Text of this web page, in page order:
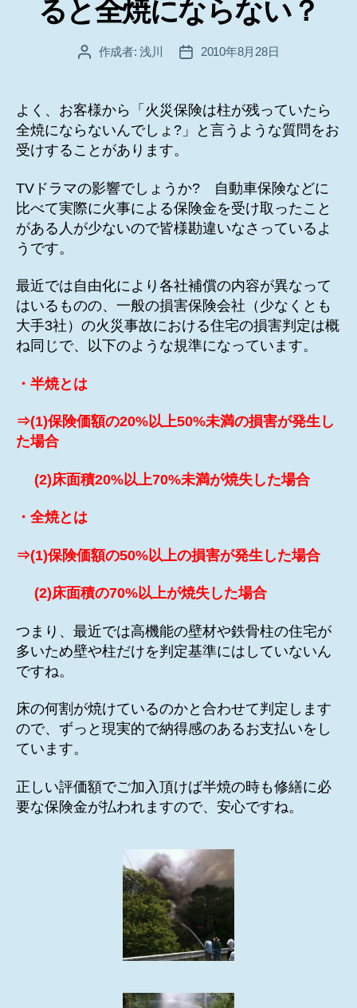
ー
ると全焼にならない？
投 作成者:浅川
投
2010年8月28日
よく、お客様から「火災保険は柱が残っていたら
全焼にならないんでしょ?」と言うような質問をお
受けすることがあります。
TVドラマの影響でしょうか? 自動車保険などに
比べて実際に火事による保険金を受け取ったこと
がある人が少ないので皆様勘違いなさっているよ
うです。
最近では自由化により各社補償の内容が異なって
はいるものの、一般の損害保険会社（少なくとも
大手3社）の火災事故における住宅の損害判定は概
ね同じで、以下のような規準になっています。
・半焼とは
⇒(1)保険価額の20%以上50%未満の損害が発生し
た場合
(2)床面積20%以上70%未満が焼失した場合
・全焼とは
⇒(1)保険価額の50%以上の損害が発生した場合
(2)床面積の70%以上が焼失した場合
つまり、最近では高機能の壁材や鉄骨柱の住宅が
多いため壁や柱だけを判定基準にはしていないん
ですね。
床の何割が焼けているのかと合わせて判定します
ので、ずっと現実的で納得感のあるお支払いをし
ています。
正しい評価額でご加入頂けば半焼の時も修繕に必
要な保険金が払われますので、安心ですね。